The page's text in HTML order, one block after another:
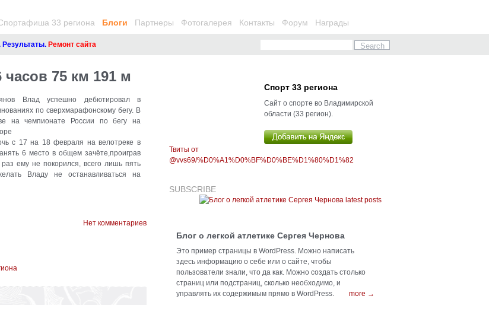
33 региона Блоги Партнеры Фотогалерея Контакты Форум Награды
Ремонт сайта
75 км 191 м
Влад успешно дебютировал в
по сверхмарафонскому бегу. В
на чемпионате России по бегу на
с 17 на 18 февраля на велотреке в
6 место в общем зачёте,проиграв
ему не покорился, всего лишь пять
Владу не останавливаться на
Нет комментариев
Спорт 33 региона
Сайт о спорте во Владимирской
области (33 регион).
Твиты от
@vvs69/%D0%A1%D0%BF%D0%BE%D1%80%D1%82
SUBSCRIBE
Блог о легкой атлетике Сергея Чернова
Это пример страницы в WordPress. Можно написать
здесь информацию о себе или о сайте, чтобы
пользователи знали, что да как. Можно создать столько
страниц или подстраниц, сколько необходимо, и
управлять их содержимым прямо в WordPress.
more →